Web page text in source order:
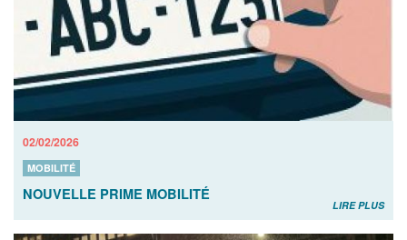
02/02/2026
MOBILITÉ
NOUVELLE PRIME MOBILITÉ
LIRE PLUS